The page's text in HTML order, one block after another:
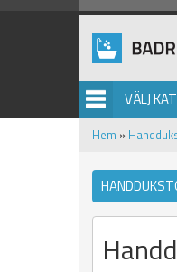
VÄLJ
Hem »